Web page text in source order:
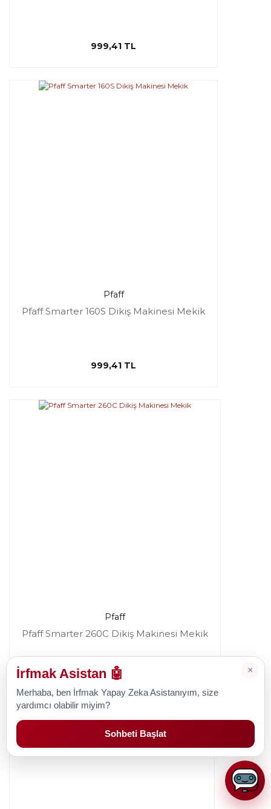
999,41 TL
Pfaff
Pfaff Smarter 160S Dikiş Makinesi Mekik
999,41 TL
Pfaff
Pfaff Smarter 260C Dikiş Makinesi Mekik
999,41 TL
×
İrfmak Asistan 🤖
Merhaba, ben İrfmak Yapay Zeka Asistanıyım, size
yardımcı olabilir miyim?
Sohbeti Başlat